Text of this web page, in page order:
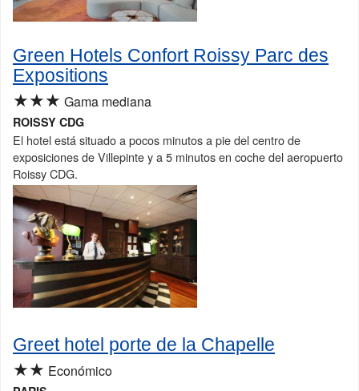
Green Hotels Confort Roissy Parc des
Expositions
★★★ Gama mediana
ROISSY CDG
El hotel está situado a pocos minutos a pie del centro de
exposiciones de Villepinte y a 5 minutos en coche del aeropuerto
Roissy CDG.
Greet hotel porte de la Chapelle
★★ Económico